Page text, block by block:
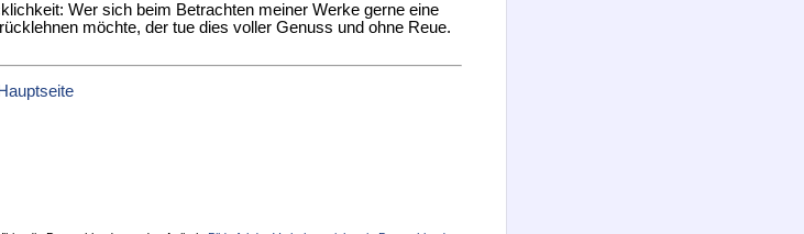
Wer sich beim Betrachten meiner Werke gerne eine
möchte, der tue dies voller Genuss und ohne Reue.